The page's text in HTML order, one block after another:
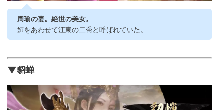
周瑜の妻。絶世の美女。
姉をあわせて江東の二喬と呼ばれていた。
▼貂蝉